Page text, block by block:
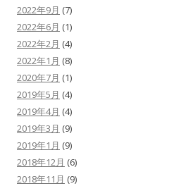
2022年9月 (7)
2022年6月 (1)
2022年2月 (4)
2022年1月 (8)
2020年7月 (1)
2019年5月 (4)
2019年4月 (4)
2019年3月 (9)
2019年1月 (9)
2018年12月 (6)
2018年11月 (9)